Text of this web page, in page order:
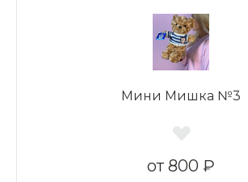
Мини Мишка №3
800 ₽